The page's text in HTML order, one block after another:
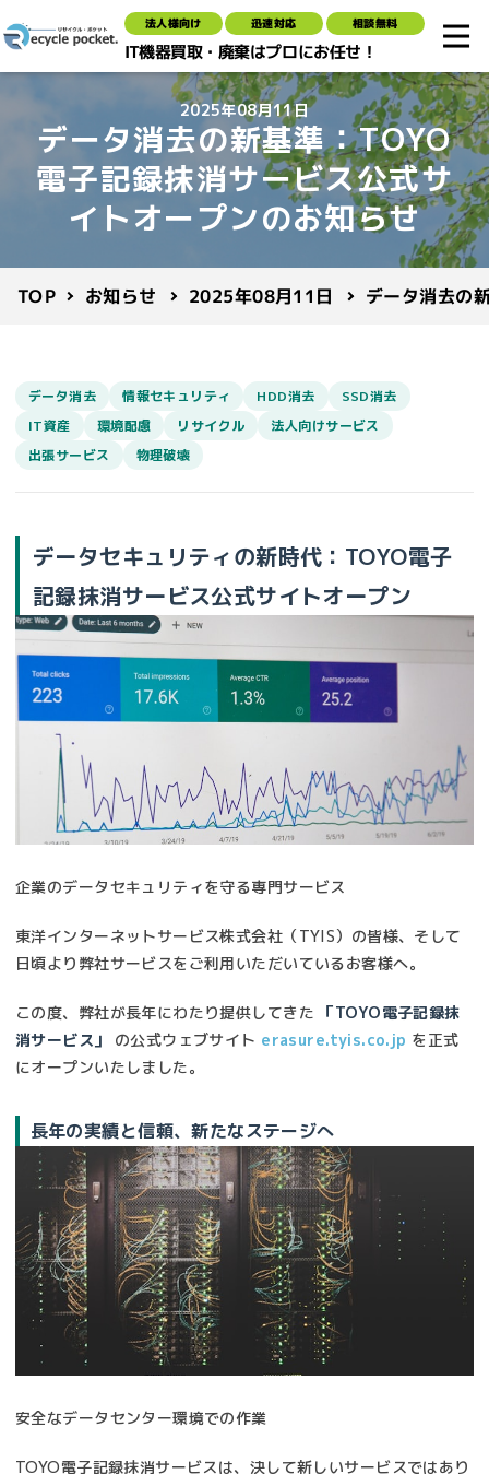
法人様向け 迅速対応 相談無料
IT機器買取・廃棄はプロにお任せ！
2025年08月11日
データ消去の新基準：TOYO
電子記録抹消サービス公式サ
イトオープンのお知らせ
TOP お知らせ 2025年08月11日 データ消去の
データ消去 情報セキュリティ HDD消去
SSD消去
IT資産
環境配慮 リサイクル
法人向けサービス
出張サービス
物理破壊
データセキュリティの新時代：TOYO電子
記録抹消サービス公式サイトオープン
企業のデータセキュリティを守る専門サービス
東洋インターネットサービス株式会社（TYIS）の皆様、そして
日頃より弊社サービスをご利用いただいているお客様へ。
この度、弊社が長年にわたり提供してきた
「TOYO電子記録抹
消サービス」
の公式ウェブサイト erasure.tyis.co.jp を正式
にオープンいたしました。
長年の実績と信頼、新たなステージへ
安全なデータセンター環境での作業
TOYO電子記録抹消サービスは、決して新しいサービスではあり